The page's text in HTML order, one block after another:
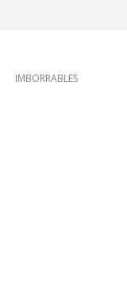
IMBORRABLES